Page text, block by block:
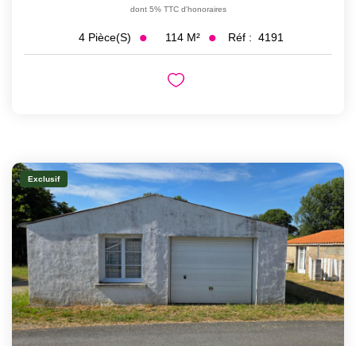
dont 5% TTC d'honoraires
4 Pièce(s) 114 M² Réf : 4191
Exclusif